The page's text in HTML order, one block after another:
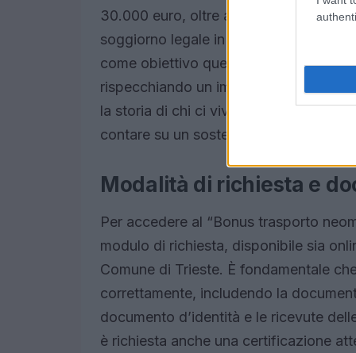
30.000 euro, oltre alla dimostrazione
soggiorno legale in Italia. Questi
come obiettivo quello di garantire che
rispecchiando un impegno per
la storia di chi ci vive intorno**, e in
contare su un sostegno concreto.
Modalità di richiesta e
Per accedere al “Bonus trasporto
modulo di richiesta, disponibile sia
Comune di Trieste. È fondamentale
correttamente, includendo la
documento d’identità e le ricevute
è richiesta anche una certificazione